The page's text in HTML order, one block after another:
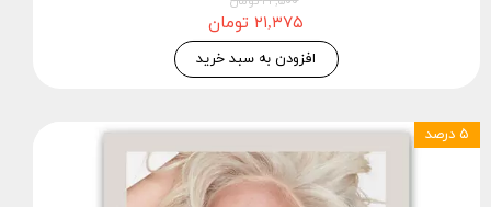
۲۱,۳۷۵ تومان
افزودن به سبد خرید
۵ درصد